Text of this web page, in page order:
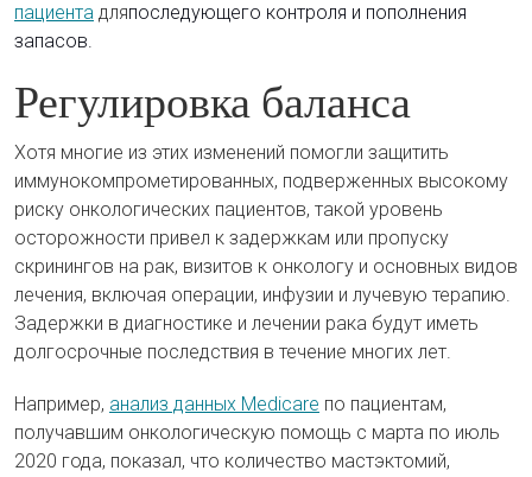
пациента дляпоследующего контроля и пополнения
запасов.
Регулировка баланса
Хотя многие из этих изменений помогли защитить
иммунокомпрометированных, подверженных высокому
риску онкологических пациентов, такой уровень
осторожности привел к задержкам или пропуску
скринингов на рак, визитов к онкологу и основных видов
лечения, включая операции, инфузии и лучевую терапию.
Задержки в диагностике и лечении рака будут иметь
долгосрочные последствия в течение многих лет.
Например, анализ данных Medicare по пациентам,
получавшим онкологическую помощь с марта по июль
2020 года, показал, что количество мастэктомий,